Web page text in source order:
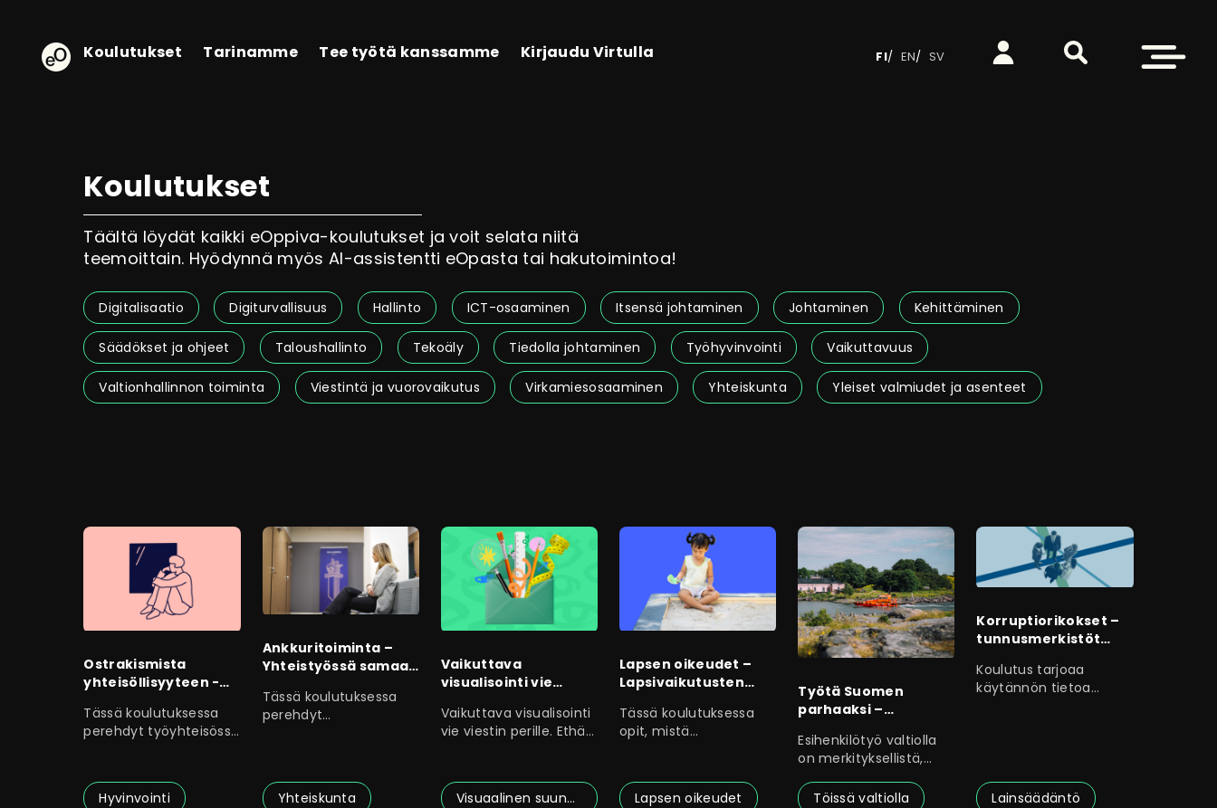
eOppiva - Etusivulle
Koulutukset Tarinamme Tee työtä kanssamme Kirjaudu Virtulla FI EN SV
Kirjaudu Etsi sivustoltaAvaa valikko
Koulutukset
Täältä löydät kaikki eOppiva-koulutukset ja voit selata niitä
teemoittain. Hyödynnä myös AI-assistentti eOpasta tai hakutoimintoa!
Digitalisaatio Digiturvallisuus Hallinto ICT-osaaminen Itsensä johtaminen Johtaminen Kehittäminen
Säädökset ja ohjeet Taloushallinto Tekoäly Tiedolla johtaminen Työhyvinvointi Vaikuttavuus
Valtionhallinnon toiminta Viestintä ja vuorovaikutus Virkamiesosaaminen Yhteiskunta Yleiset valmiudet ja asenteet
Ostrakismista
yhteisöllisyyteen -
työyhteisöä
Tässä koulutuksessa
perehdyt työyhteisössä
Hyvinvointi
Ankkuritoiminta –
Yhteistyössä samaan
Tässä koulutuksessa
perehdyt
Yhteiskunta
Vaikuttava
visualisointi vie
Vaikuttava visualisointi
vie viestin perille. Ethän
Visuaalinen suunnittelu
Lapsen oikeudet –
Lapsivaikutusten
lainvalmistelussa
Tässä koulutuksessa
opit, mistä
Lapsen oikeudet
Työtä Suomen
parhaaksi –
Esihenkilötyö valtiolla
on merkityksellistä,
vaikuttavaa.
Töissä valtiolla
Korruptiorikokset –
tunnusmerkistöt
tahallisuuskysymyks
et
Koulutus tarjoaa
käytännön tietoa
Lainsäädäntö